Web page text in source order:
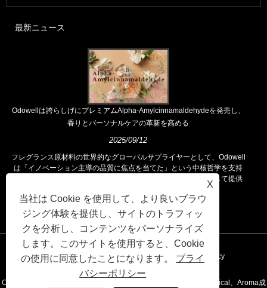
最新ニュース
Odowellは誇らしげにプレミアムAlpha-Amylcinnamaldehydeを発売し、
香りとパーソナルケアの革新を高める
2025/09/12
フレグランス原材料の世界的なグローバルサプライヤーとして、Odowell
は「イノベーション主導の品質に焦点を当てた」という中核哲学を支持
し、世界中の顧客に優れたフレグランスソリューションを一貫して提供
リンク Sitemap RSS XML Privacy Policy
Copyright©2020 Kunshan Odowell Co。、Ltd -China Aroma Chemical、Aroma成
X
当社は Cookie を使用して、より良いブラウ
ジング体験を提供し、サイトのトラフィッ
クを分析し、コンテンツをパーソナライズ
します。このサイトを使用すると、Cookie
の使用に同意したことになります。 プライ
バシーポリシー